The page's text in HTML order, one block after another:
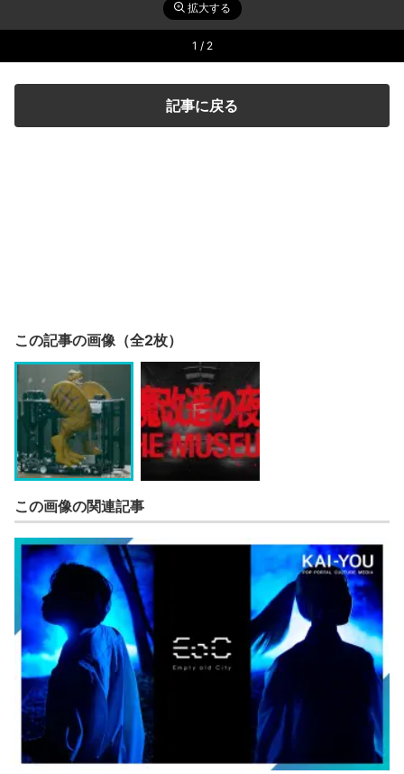
拡大する
1 / 2
記事に戻る
この記事の画像（全2枚）
この画像の関連記事